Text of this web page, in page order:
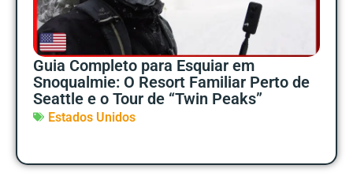
Guia Completo para Esquiar em
Snoqualmie: O Resort Familiar Perto de
Seattle e o Tour de “Twin Peaks”
Estados Unidos